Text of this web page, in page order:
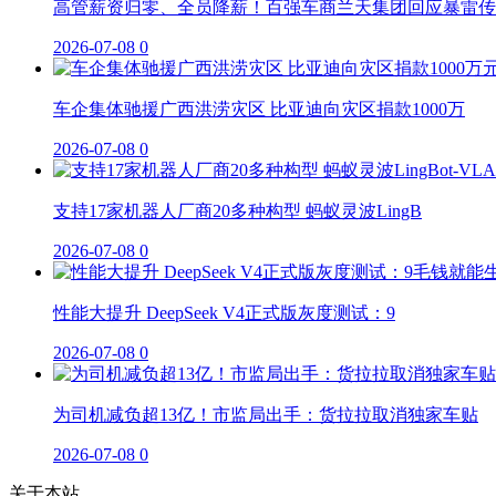
高管薪资归零、全员降薪！百强车商兰天集团回应暴雷
2026-07-08 0
车企集体驰援广西洪涝灾区 比亚迪向灾区捐款1000万
2026-07-08 0
支持17家机器人厂商20多种构型 蚂蚁灵波LingB
2026-07-08 0
性能大提升 DeepSeek V4正式版灰度测试：9
2026-07-08 0
为司机减负超13亿！市监局出手：货拉拉取消独家车贴
2026-07-08 0